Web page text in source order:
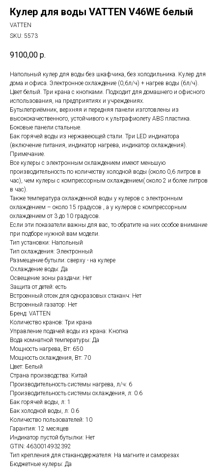
Кулер для воды VATTEN V46WE белый
VATTEN
SKU: 5573
9100,00 р.
Напольный кулер для воды без шкафчика, без холодильника. Кулер для
дома и офиса. Электронное охлаждение (0,6л/ч) + нагрев воды (6л/ч).
Цвет белый. Три крана с кнопками. Подходит для домашнего и офисного
использования, на предприятиях и учреждениях.
Бутылеприёмник, верхняя и передняя панели изготовлены из
высококачественного, устойчивого к ультрафиолету ABS пластика.
Боковые панели стальные.
Бак горячей воды из нержавеющей стали. Три LED индикатора
(включение питания, индикатор нагрева, индикатор охлаждения).
Примечание.
Все кулеры с электронным охлаждением имеют меньшую
производительность по количеству холодной воды (около 0,6 литров в
час), чем кулеры с компрессорным охлаждением( около 2 и более литров
в час).
Также температура охлажденной воды у кулеров с электронным
охлаждением – около 15 градусов , а у кулеров с компрессорным
охлаждением от 3 до 10 градусов.
Если эти показатели важны для вас, то обратите на них особое внимание
при подборе нужной вам модели.
Тип установки: Напольный
Тип охлаждения: Электронный
Размещение бутыли: сверху - на кулере
Охлаждение воды: Да
Освещение зоны раздачи: Нет
Защита от детей: есть
Встроенный отсек для одноразовых стаканч: Нет
Встроенный газатор: Нет
Бренд: VATTEN
Количество кранов: Три крана
Управление подачей воды из крана: Кнопка
Вода комнатной температуры: Да
Мощность нагрева, Вт: 650
Мощность охлаждения, Вт: 70
Цвет: Белый
Страна производства: Китай
Производительность системы нагрева, л/ч: 6
Производительность системы охлаждения, л: 0.6
Бак горячей воды, л: 1
Бак холодной воды, л: 0.6
Количество пользователей: 10
Гарантия: 12 месяцев
Индикатор пустой бутылки: Нет
GTIN: 4630014932392
Тип крепления для стаканодержателя: На магните и саморезах
Бюджетные кулеры: Да